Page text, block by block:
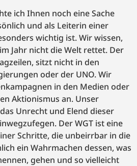
ich Ihnen noch eine Sache
und als Leiterin einer
wichtig ist. Wir wissen,
Jahr nicht die Welt rettet. Der
sitzt nicht in den
oder der UNO. Wir
in den Medien oder
Aktionismus an. Unser
Unrecht und Elend dieser
Der WGT ist eine
Schritte, die unbeirrbar in die
ein Wahrmachen dessen, was
gehen und so vielleicht